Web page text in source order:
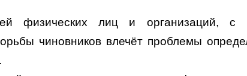
физических лиц и организаций, с
чиновников влечёт проблемы